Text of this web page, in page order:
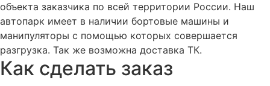
объекта заказчика по всей территории России. Наш
автопарк имеет в наличии бортовые машины и
манипуляторы с помощью которых совершается
разгрузка. Так же возможна доставка ТК.
Как сделать заказ